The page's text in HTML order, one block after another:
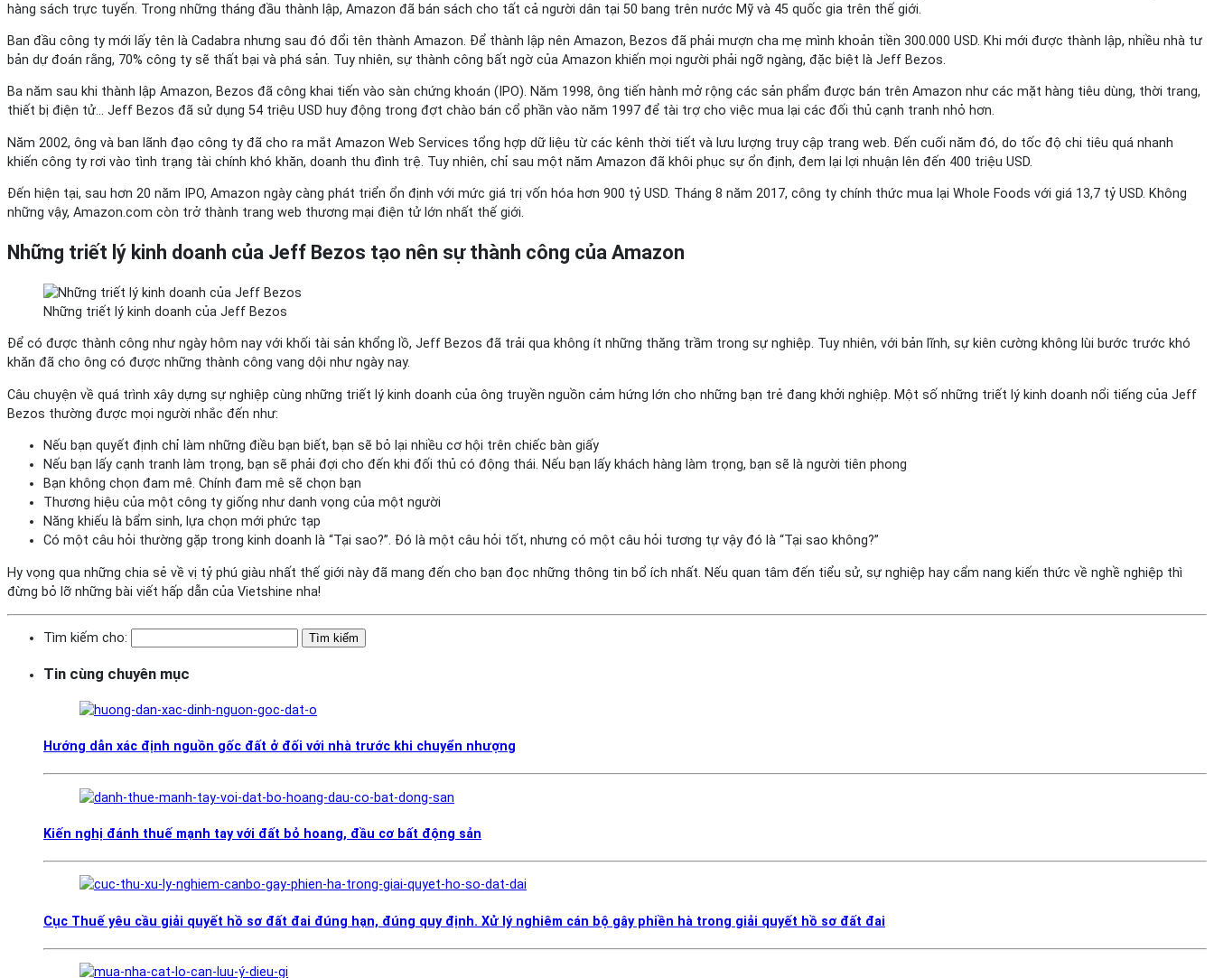
hàng sách trực tuyến. Trong những tháng đầu thành lập, Amazon đã bán sách cho tất cả người dân tại 50 bang trên nước Mỹ và 45 quốc gia trên thế giới.
Ban đầu công ty mới lấy tên là Cadabra nhưng sau đó đổi tên thành Amazon. Để thành lập nên Amazon, Bezos đã phải mượn cha mẹ mình khoản tiền 300.000 USD. Khi mới được thành lập, nhiều nhà tư
bản dự đoán rằng, 70% công ty sẽ thất bại và phá sản. Tuy nhiên, sự thành công bất ngờ của Amazon khiến mọi người phải ngỡ ngàng, đặc biệt là Jeff Bezos.
Ba năm sau khi thành lập Amazon, Bezos đã công khai tiến vào sàn chứng khoán (IPO). Năm 1998, ông tiến hành mở rộng các sản phẩm được bán trên Amazon như các mặt hàng tiêu dùng, thời trang,
thiết bị điện tử… Jeff Bezos đã sử dụng 54 triệu USD huy động trong đợt chào bán cổ phần vào năm 1997 để tài trợ cho việc mua lại các đối thủ cạnh tranh nhỏ hơn.
Năm 2002, ông và ban lãnh đạo công ty đã cho ra mắt Amazon Web Services tổng hợp dữ liệu từ các kênh thời tiết và lưu lượng truy cập trang web. Đến cuối năm đó, do tốc độ chi tiêu quá nhanh
khiến công ty rơi vào tình trạng tài chính khó khăn, doanh thu đình trệ. Tuy nhiên, chỉ sau một năm Amazon đã khôi phục sự ổn định, đem lại lợi nhuận lên đến 400 triệu USD.
Đến hiện tại, sau hơn 20 năm IPO, Amazon ngày càng phát triển ổn định với mức giá trị vốn hóa hơn 900 tỷ USD. Tháng 8 năm 2017, công ty chính thức mua lại Whole Foods với giá 13,7 tỷ USD. Không
những vậy, Amazon.com còn trở thành trang web thương mại điện tử lớn nhất thế giới.
Những triết lý kinh doanh của Jeff Bezos tạo nên sự thành công của Amazon
Những triết lý kinh doanh của Jeff Bezos
Để có được thành công như ngày hôm nay với khối tài sản khổng lồ, Jeff Bezos đã trải qua không ít những thăng trầm trong sự nghiệp. Tuy nhiên, với bản lĩnh, sự kiên cường không lùi bước trước khó
khăn đã cho ông có được những thành công vang dội như ngày nay.
Câu chuyện về quá trình xây dựng sự nghiệp cùng những triết lý kinh doanh của ông truyền nguồn cảm hứng lớn cho những bạn trẻ đang khởi nghiệp. Một số những triết lý kinh doanh nổi tiếng của Jeff
Bezos thường được mọi người nhắc đến như:
Nếu bạn quyết định chỉ làm những điều bạn biết, bạn sẽ bỏ lại nhiều cơ hội trên chiếc bàn giấy
Nếu bạn lấy cạnh tranh làm trọng, bạn sẽ phải đợi cho đến khi đối thủ có động thái. Nếu bạn lấy khách hàng làm trọng, bạn sẽ là người tiên phong
Bạn không chọn đam mê. Chính đam mê sẽ chọn bạn
Thương hiệu của một công ty giống như danh vọng của một người
Năng khiếu là bẩm sinh, lựa chọn mới phức tạp
Có một câu hỏi thường gặp trong kinh doanh là “Tại sao?”. Đó là một câu hỏi tốt, nhưng có một câu hỏi tương tự vậy đó là “Tại sao không?”
Hy vọng qua những chia sẻ về vị tỷ phú giàu nhất thế giới này đã mang đến cho bạn đọc những thông tin bổ ích nhất. Nếu quan tâm đến tiểu sử, sự nghiệp hay cẩm nang kiến thức về nghề nghiệp thì
đừng bỏ lỡ những bài viết hấp dẫn của Vietshine nha!
Tìm kiếm cho:
Tin cùng chuyên mục
Hướng dẫn xác định nguồn gốc đất ở đối với nhà trước khi chuyển nhượng
Kiến nghị đánh thuế mạnh tay với đất bỏ hoang, đầu cơ bất động sản
Cục Thuế yêu cầu giải quyết hồ sơ đất đai đúng hạn, đúng quy định. Xử lý nghiêm cán bộ gây phiền hà trong giải quyết hồ sơ đất đai